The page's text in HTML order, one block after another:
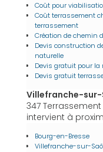
Coût pour
Coût terrassement
terrassement
Création de chemin
Devis construction
naturelle
Devis gratuit pour la
Devis gratuit
Villefranche-sur-
347
intervient à
Bourg-en-Bresse
Villefranche-sur-